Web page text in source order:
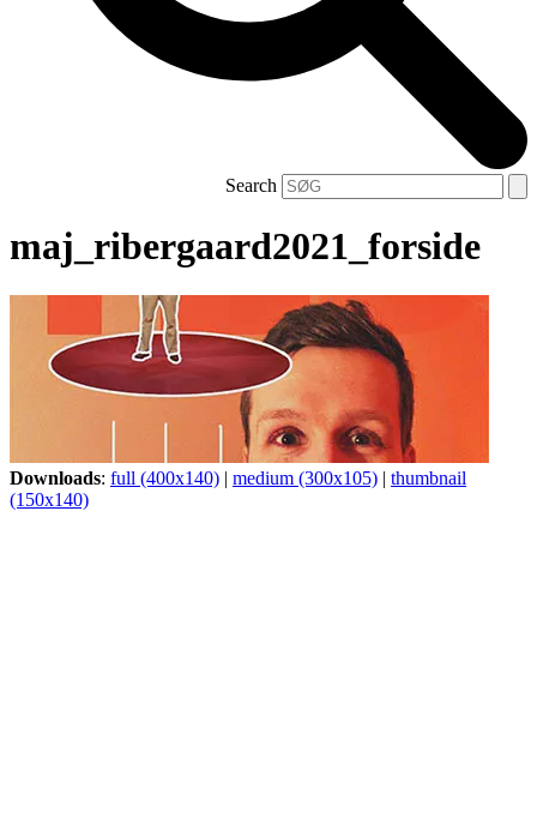
Search
maj_ribergaard2021_forside
Downloads: full (400x140) | medium (300x105) | thumbnail
(150x140)